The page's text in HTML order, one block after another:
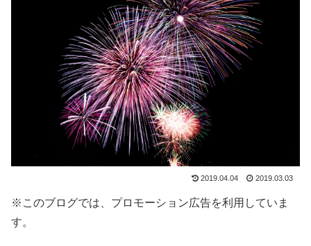
2019.04.04 2019.03.03
※このブログでは、プロモーション広告を利用していま
す。